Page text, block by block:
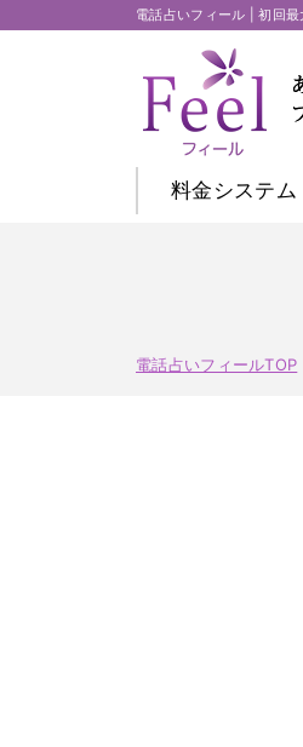
電話占いフィール | 初回
料金システム
電話占いフィールTOP